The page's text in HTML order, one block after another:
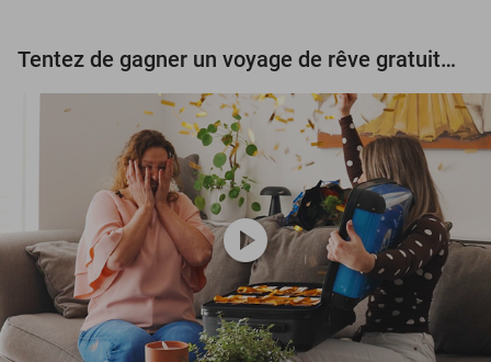
Tentez de gagner un voyage de rêve gratuit d'une valeur de 3.000 € !
play_circle